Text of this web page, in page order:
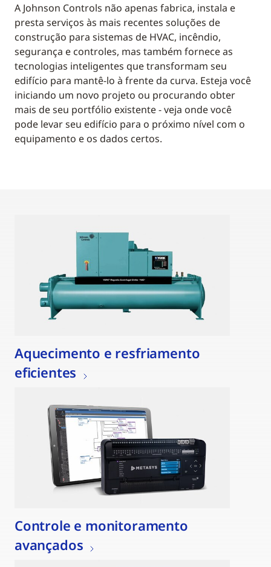
A Johnson Controls não apenas fabrica, instala e
presta serviços às mais recentes soluções de
construção para sistemas de HVAC, incêndio,
segurança e controles, mas também fornece as
tecnologias inteligentes que transformam seu
edifício para mantê-lo à frente da curva. Esteja você
iniciando um novo projeto ou procurando obter
mais de seu portfólio existente - veja onde você
pode levar seu edifício para o próximo nível com o
equipamento e os dados certos.
Aquecimento e resfriamento
eficientes
Controle e monitoramento
avançados